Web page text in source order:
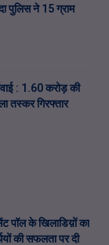
पुलिस ने 15 ग्राम
: 1.60 करोड़ की
तस्कर गिरफ्तार
पॉल के खिलाडिय़ों का
की सफलता पर दी